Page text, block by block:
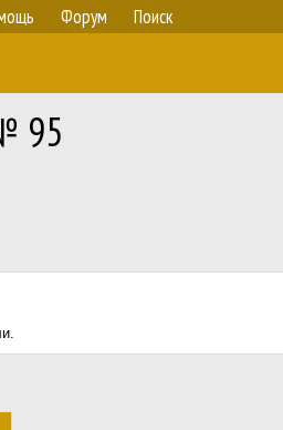
Форум Поиск
95